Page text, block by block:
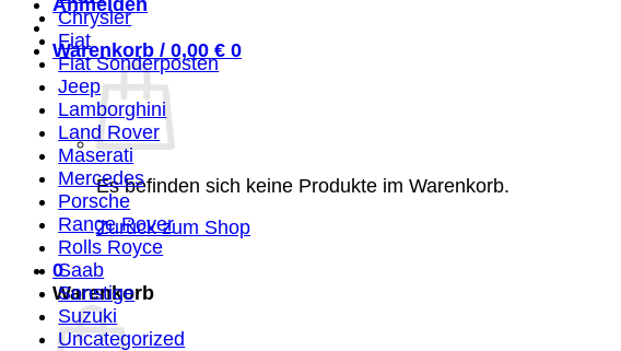
Anmelden
Warenkorb / 0,00 € 0
Es befinden sich keine Produkte im Warenkorb.
Zurück zum Shop
0
Warenkorb
Chrysler
Fiat
Fiat Sonderposten
Jeep
Lamborghini
Land Rover
Maserati
Mercedes
Porsche
Range Rover
Rolls Royce
Saab
Sonstige
Suzuki
Uncategorized